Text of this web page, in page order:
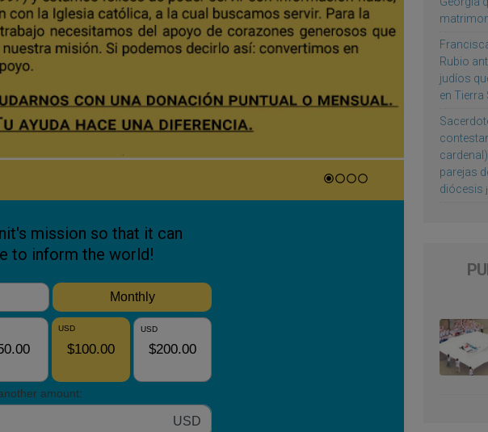
Rubio
judíos
en Tierra
parejas
diócesis